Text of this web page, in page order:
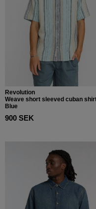
Revolution
Weave short sleeved cuban
Blue
900 SEK